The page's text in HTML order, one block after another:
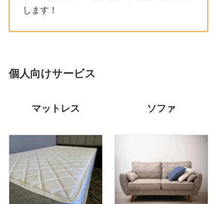
します！
個人向けサービス
マットレス ソファ